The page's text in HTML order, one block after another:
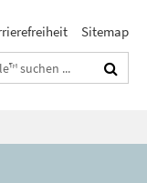
Sitemap